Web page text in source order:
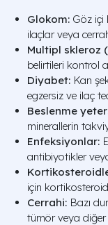
Glokom: Göz içi
ilaçlar veya
Multipl skleroz
belirtileri kontrol
Diyabet: Kan
egzersiz ve ilaç
Beslenme
minerallerin
Enfeksiyonlar:
antibiyotikler
için
Cerrahi: Bazı
tümör veya